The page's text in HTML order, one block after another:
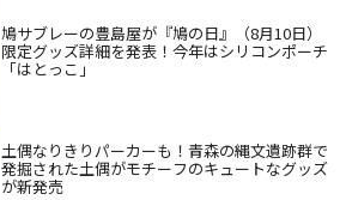
鳩サブレーの豊島屋が『鳩の日』（8月10日）
限定グッズ詳細を発表！今年はシリコンポーチ
「はとっこ」
土偶なりきりパーカーも！青森の縄文遺跡群で
発掘された土偶がモチーフのキュートなグッズ
が新発売